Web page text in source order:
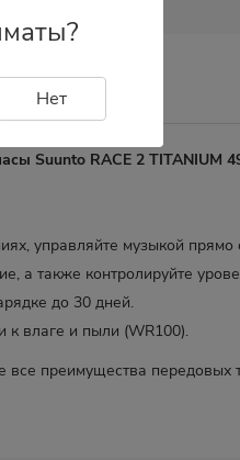
Suunto RACE 2 TITANIUM
управляйте музыкой прямо
а также контролируйте
до 30 дней.
к влаге и пыли (WR100).
все преимущества передовых
Нет